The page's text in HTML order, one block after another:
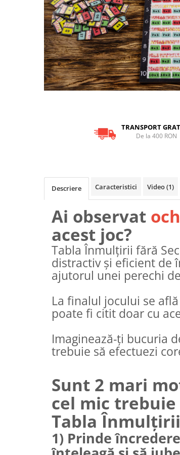
Colecția Păcălici
TOATE JOCURILE
TRANSPORT
De la 400 RON
Descriere Caracteristici Video(1)
Ai observat
acest joc?
Tabla Înmulțirii fără
distractiv și eficient de
ajutorul unei perechi
La finalul jocului se
poate fi citit doar cu
Imaginează-ți bucuria
trebuie să efectuezi
Sunt 2 mari
cel mic trebuie
Tabla Înmulțirii
1) Prinde